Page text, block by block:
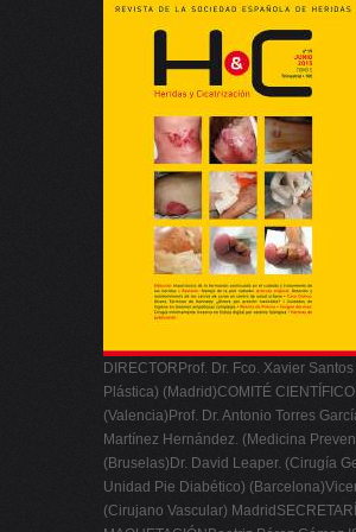
DIRECTORProf. Dr. Fco. Xavier
Plástica) (Madrid)COMITÉ
(Valencia)Prof. Dr. Antonio Torres
Martínez Hernández. (Medicina
(Bruselas)Dr. David Leaper. (Cirugía
Unidad Pie Diabético)
(Cirujano Vascular)